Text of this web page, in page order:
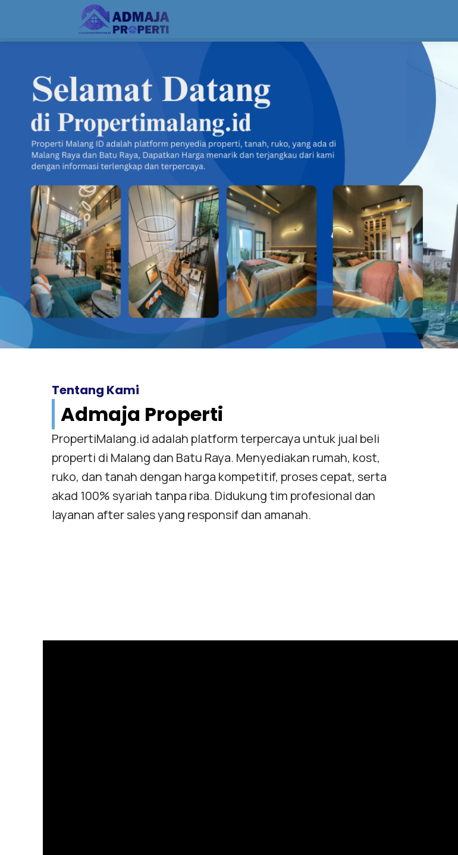
Tentang Kami
Admaja Properti
PropertiMalang.id adalah platform terpercaya untuk jual beli
properti di Malang dan Batu Raya. Menyediakan rumah, kost,
ruko, dan tanah dengan harga kompetitif, proses cepat, serta
akad 100% syariah tanpa riba. Didukung tim profesional dan
layanan after sales yang responsif dan amanah.